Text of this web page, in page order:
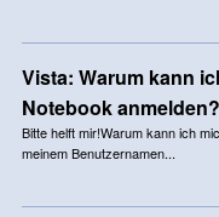
Vista: Warum kann
Notebook
Bitte helft mir!Warum kann ich
meinem Benutzernamen...